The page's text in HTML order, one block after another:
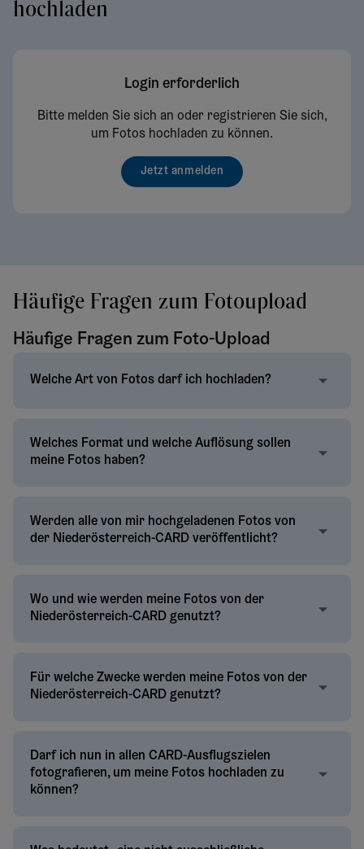
hochladen
Login erforderlich
Bitte melden Sie sich an oder registrieren Sie sich,
um Fotos hochladen zu können.
Jetzt anmelden
Häufige Fragen zum Fotoupload
Häufige Fragen zum Foto-Upload
Welche Art von Fotos darf ich hochladen?
Welches Format und welche Auflösung sollen
meine Fotos haben?
Werden alle von mir hochgeladenen Fotos von
der Niederösterreich-CARD veröffentlicht?
Wo und wie werden meine Fotos von der
Niederösterreich-CARD genutzt?
Für welche Zwecke werden meine Fotos von der
Niederösterreich-CARD genutzt?
Darf ich nun in allen CARD-Ausflugszielen
fotografieren, um meine Fotos hochladen zu
können?